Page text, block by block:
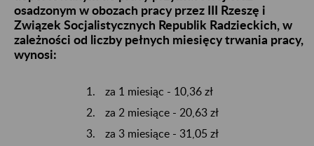
osadzonym w obozach pracy przez III Rzeszę i
Związek Socjalistycznych Republik Radzieckich, w
zależności od liczby pełnych miesięcy trwania pracy,
wynosi:
za 1 miesiąc - 10,36 zł
za 2 miesiące - 20,63 zł
za 3 miesiące - 31,05 zł